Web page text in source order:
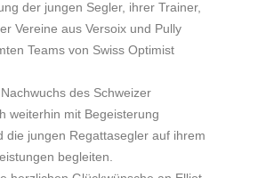
der jungen Segler, ihrer Trainer,
Vereine aus Versoix und Pully
Teams von Swiss Optimist
des Schweizer
weiterhin mit Begeisterung
die jungen Regattasegler auf ihrem
begleiten.